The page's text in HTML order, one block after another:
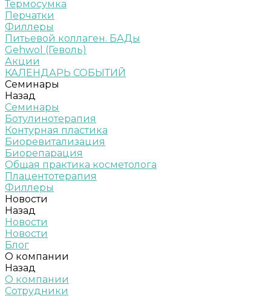
Термосумка
Перчатки
Филлеры
Питьевой коллаген. БАДы
Gehwol (Геволь)
Акции
КАЛЕНДАРЬ СОБЫТИЙ
Семинары
Назад
Семинары
Ботулинотерапия
Контурная пластика
Биоревитализация
Биорепарация
Общая практика косметолога
Плацентотерапия
Филлеры
Новости
Назад
Новости
Новости
Блог
О компании
Назад
О компании
Сотрудники